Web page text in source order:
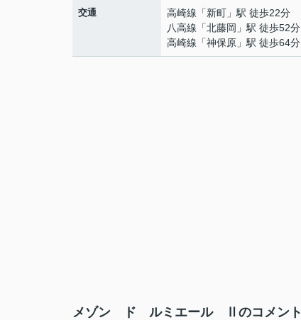
交通 高崎線 「新町 」駅 徒歩22分
八高線 「北藤岡 」駅 徒歩52分
高崎線 「神保原 」駅 徒歩64分
メゾン ド ルミエール Ⅱのコメント(